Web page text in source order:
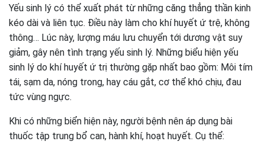
Yếu sinh lý có thể xuất phát từ những căng thẳng thần kinh
kéo dài và liên tục. Điều này làm cho khí huyết ứ trệ, không
thông… Lúc này, lượng máu lưu chuyển tới dương vật suy
giảm, gây nên tình trạng yếu sinh lý. Những biểu hiện yếu
sinh lý do khí huyết ứ trị thường gặp nhất bao gồm: Môi tím
tái, sạm da, nóng trong, hay cáu gắt, cơ thể khó chịu, đau
tức vùng ngực.
Khi có những biển hiện này, người bệnh nên áp dụng bài
thuốc tập trung bổ can, hành khí, hoạt huyết. Cụ thể: